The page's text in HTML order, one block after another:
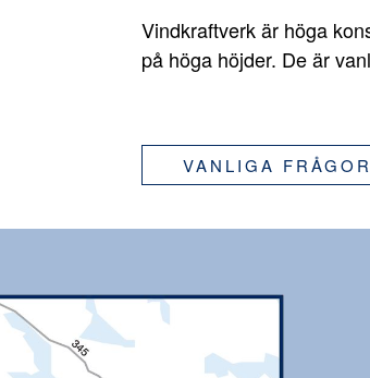
Vindkraftverk är höga
på höga höjder. De är
VANLIGA FRÅGOR